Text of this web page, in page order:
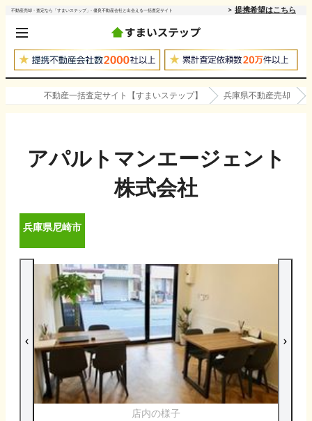
不動産売却・査定なら「すまいステップ」- 優良不動産会社と出会える一括査定サイト 提携希望はこちら
不動産一括査定サイト【すまいステップ】 兵庫県不動産売却
アパルトマンエージェント
株式会社
兵庫県尼崎市
店内の様子